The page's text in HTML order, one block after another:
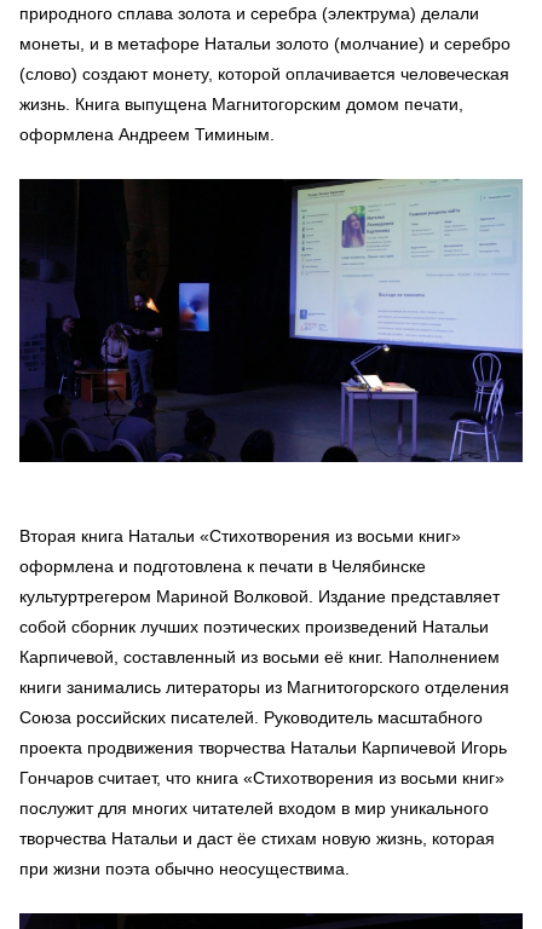
природного сплава золота и серебра (электрума) делали
монеты, и в метафоре Натальи золото (молчание) и серебро
(слово) создают монету, которой оплачивается человеческая
жизнь. Книга выпущена Магнитогорским домом печати,
оформлена Андреем Тиминым.
Вторая книга Натальи «Стихотворения из восьми книг»
оформлена и подготовлена к печати в Челябинске
культуртрегером Мариной Волковой. Издание представляет
собой сборник лучших поэтических произведений Натальи
Карпичевой, составленный из восьми её книг. Наполнением
книги занимались литераторы из Магнитогорского отделения
Союза российских писателей. Руководитель масштабного
проекта продвижения творчества Натальи Карпичевой Игорь
Гончаров считает, что книга «Стихотворения из восьми книг»
послужит для многих читателей входом в мир уникального
творчества Натальи и даст ёе стихам новую жизнь, которая
при жизни поэта обычно неосуществима.